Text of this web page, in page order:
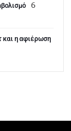
6
και η αφιέρωση